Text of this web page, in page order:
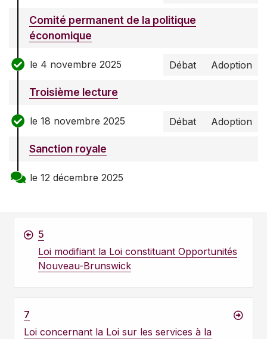
Comité permanent de la politique
économique
le 4 novembre 2025 Débat Adoption
Troisième lecture
le 18 novembre 2025 Débat Adoption
Sanction royale
le 12 décembre 2025
5
Loi modifiant la Loi constituant Opportunités
Nouveau-Brunswick
7
Loi concernant la Loi sur les services à la